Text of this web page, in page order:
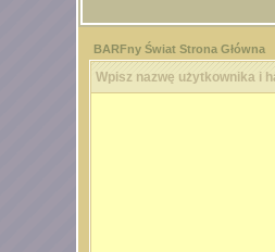
BARFny Świat Strona Główna
Wpisz nazwę użytkownika i